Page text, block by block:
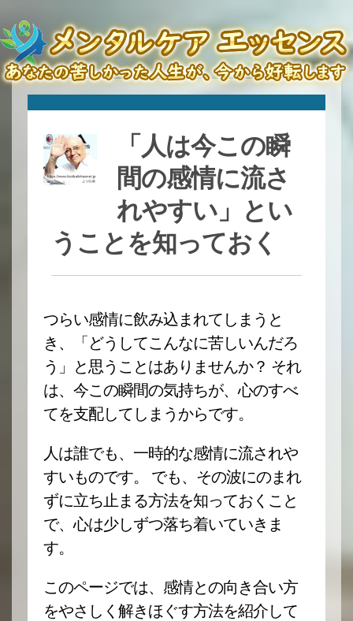
「人は今この瞬
間の感情に流さ
れやすい」とい
うことを知っておく
つらい感情に飲み込まれてしまうと
き、「どうしてこんなに苦しいんだろ
う」と思うことはありませんか？ それ
は、今この瞬間の気持ちが、心のすべ
てを支配してしまうからです。
人は誰でも、一時的な感情に流されや
すいものです。 でも、その波にのまれ
ずに立ち止まる方法を知っておくこと
で、心は少しずつ落ち着いていきま
す。
このページでは、感情との向き合い方
をやさしく解きほぐす方法を紹介して